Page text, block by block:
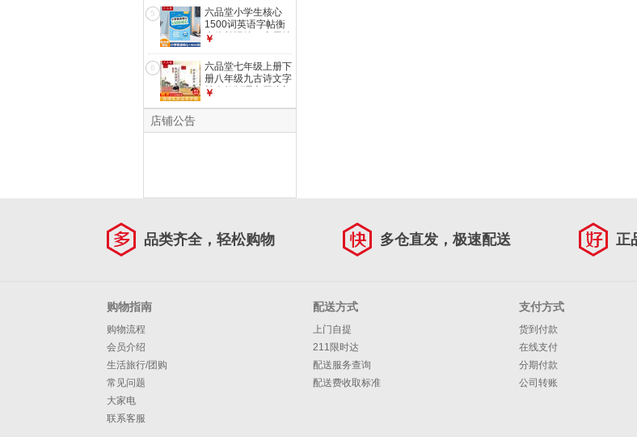
速成书写纸 绿色田
字格【爱护视力】 1
本
5
六品堂小学生核心
1500词英语字帖衡
水体单词练习专用练
练小学三四五六年级
描红写字 小学英语
核心1500词汇【40
页/1本】
￥
6
六品堂七年级上册下
册八年级九古诗文字
帖人教版语文同步初
￥
店铺公告
品类齐全，轻松购物 多仓直发，极速配送 正
购物指南
购物流程
会员介绍
生活旅行/团购
常见问题
大家电
联系客服
配送方式
上门自提
211限时达
配送服务查询
配送费收取标准
支付方式
货到付款
在线支付
分期付款
公司转账